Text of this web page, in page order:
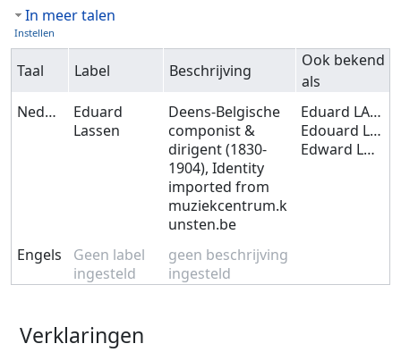
In meer talen
Instellen
Taal Label Beschrijving
Ook bekend
als
Nederlands
Eduard
Lassen
Deens-Belgische
componist &
dirigent (1830-
1904), Identity
imported from
muziekcentrum.k
unsten.be
Eduard LASSEN
Edouard LASSEN
Edward LASSEN
Engels
Geen label
ingesteld
geen beschrijving
ingesteld
Verklaringen